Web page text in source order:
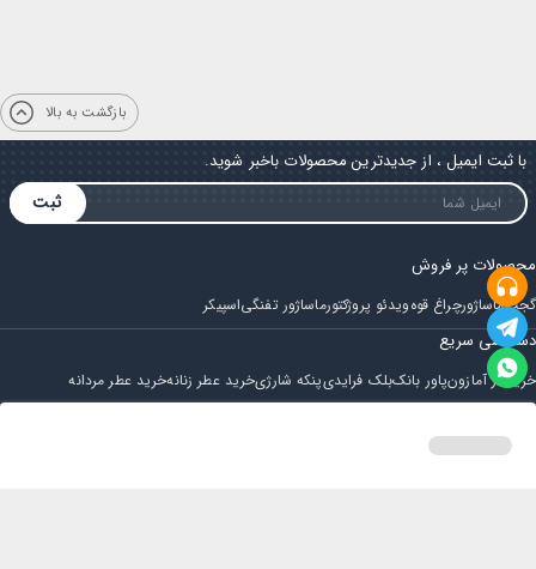
بازگشت به بالا
با ثبت ایمیل ، از جدیدترین محصولات باخبر شوید.
ثبت
محصولات پر فروش
گجتماساژورچراغ قوهویدئو پروژکتورماساژور تفنگیاسپیکر
دسترسی سریع
خرید از آمازونپاور بانکبلک فرایدیپنکه شارژیخرید عطر زنانهخرید عطر مردانه
مجله ایران باباحساب کاربری